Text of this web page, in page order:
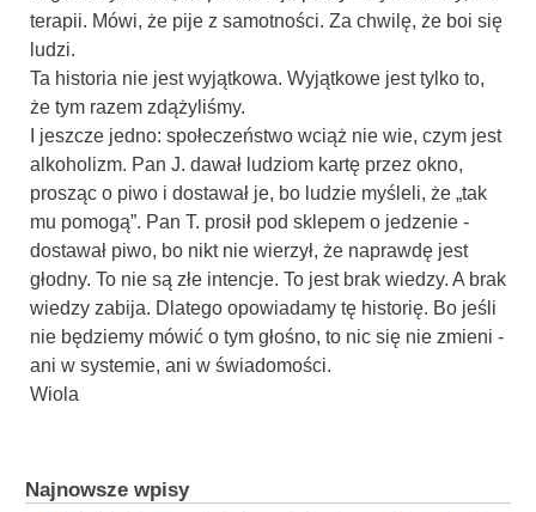
terapii. Mówi, że pije z samotności. Za chwilę, że boi się
ludzi.
Ta historia nie jest wyjątkowa. Wyjątkowe jest tylko to,
że tym razem zdążyliśmy.
I jeszcze jedno: społeczeństwo wciąż nie wie, czym jest
alkoholizm. Pan J. dawał ludziom kartę przez okno,
prosząc o piwo i dostawał je, bo ludzie myśleli, że „tak
mu pomogą”. Pan T. prosił pod sklepem o jedzenie -
dostawał piwo, bo nikt nie wierzył, że naprawdę jest
głodny. To nie są złe intencje. To jest brak wiedzy. A brak
wiedzy zabija. Dlatego opowiadamy tę historię. Bo jeśli
nie będziemy mówić o tym głośno, to nic się nie zmieni -
ani w systemie, ani w świadomości.
Wiola
Najnowsze wpisy